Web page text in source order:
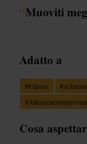
“Muoviti
Adatto a
#Fitness #
#
Cosa